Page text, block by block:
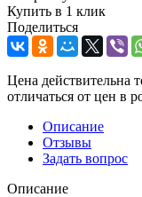
Купить в 1 клик
Поделиться
Цена действительна
отличаться от цен в
Описание
Отзывы
Задать вопрос
Описание